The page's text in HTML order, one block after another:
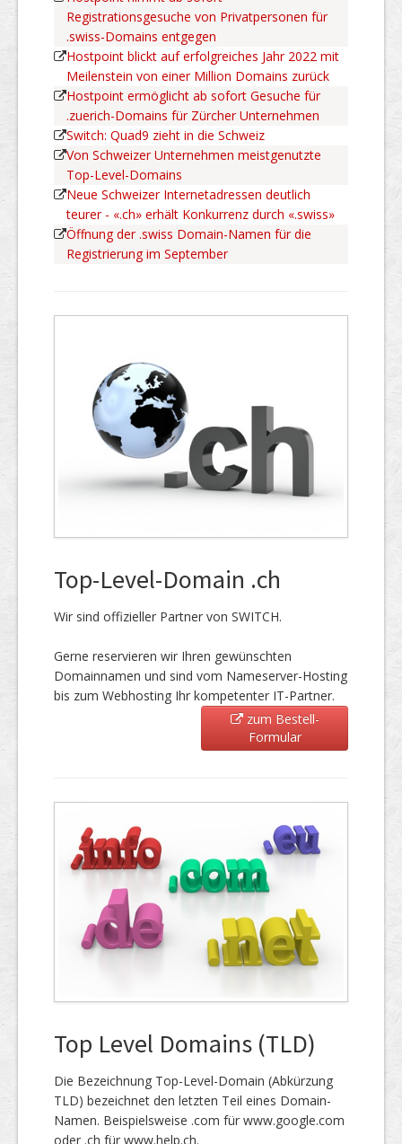
Registrationsgesuche von Privatpersonen für
.swiss-Domains entgegen
Hostpoint blickt auf erfolgreiches Jahr 2022 mit
Meilenstein von einer Million Domains zurück
Hostpoint ermöglicht ab sofort Gesuche für
.zuerich-Domains für Zürcher Unternehmen
Switch: Quad9 zieht in die Schweiz
Von Schweizer Unternehmen meistgenutzte
Top-Level-Domains
Neue Schweizer Internetadressen deutlich
teurer - «.ch» erhält Konkurrenz durch «.swiss»
Öffnung der .swiss Domain-Namen für die
Registrierung im September
Top-Level-Domain .ch
Wir sind offizieller Partner von SWITCH.
Gerne reservieren wir Ihren gewünschten
Domainnamen und sind vom Nameserver-Hosting
bis zum Webhosting Ihr kompetenter IT-Partner.
zum Bestell-
Formular
Top Level Domains (TLD)
Die Bezeichnung Top-Level-Domain (Abkürzung
TLD) bezeichnet den letzten Teil eines Domain-
Namen. Beispielsweise .com für www.google.com
oder .ch für www.help.ch.